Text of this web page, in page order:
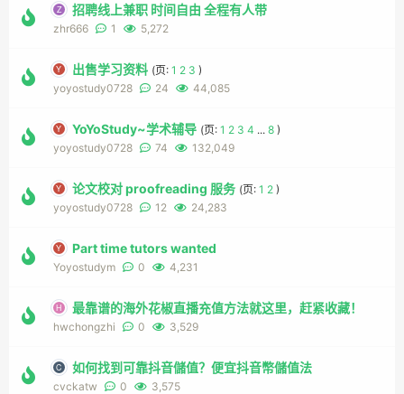
招聘线上兼职 时间自由 全程有人带
zhr666 1 5,272
出售学习资料 (页: 1 2 3 )
yoyostudy0728
24 44,085
YoYoStudy~学术辅导 (页: 1 2 3 4 ... 8 )
yoyostudy0728
74 132,049
论文校对 proofreading 服务 (页: 1 2 )
yoyostudy0728
12 24,283
Part time tutors wanted
Yoyostudym 0 4,231
最靠谱的海外花椒直播充值方法就这里，赶紧收藏！
hwchongzhi 0 3,529
如何找到可靠抖音儲值？便宜抖音幣儲值法
cvckatw 0 3,575